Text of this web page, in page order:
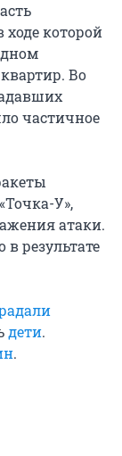
ходе которой
Во
частичное
У»,
атаки.
результате
дети.
.